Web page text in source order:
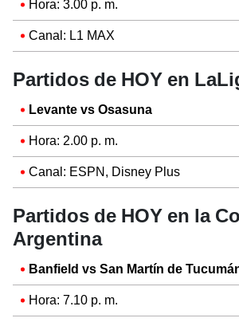
Hora: 3.00 p. m.
Canal: L1 MAX
Partidos de HOY en
Levante vs Osasuna
Hora: 2.00 p. m.
Canal: ESPN, Disney Plus
Partidos de HOY en la
Argentina
Banfield vs San Martín de
Hora: 7.10 p. m.